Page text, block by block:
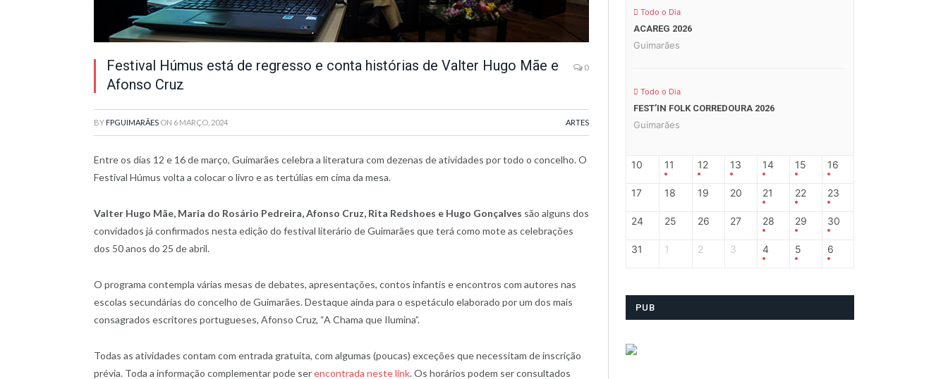
Festival Húmus está de regresso e conta histórias de Valter Hugo Mãe e
Afonso Cruz
0
BY FPGUIMARÃES ON 6 MARÇO, 2024 ARTES
Entre os dias 12 e 16 de março, Guimarães celebra a literatura com dezenas de atividades por todo o concelho. O
Festival Húmus volta a colocar o livro e as tertúlias em cima da mesa.
Valter Hugo Mãe, Maria do Rosário Pedreira, Afonso Cruz, Rita Redshoes e Hugo Gonçalves são alguns dos
convidados já confirmados nesta edição do festival literário de Guimarães que terá como mote as celebrações
dos 50 anos do 25 de abril.
O programa contempla várias mesas de debates, apresentações, contos infantis e encontros com autores nas
escolas secundárias do concelho de Guimarães. Destaque ainda para o espetáculo elaborado por um dos mais
consagrados escritores portugueses, Afonso Cruz, “A Chama que Ilumina”.
Todas as atividades contam com entrada gratuita, com algumas (poucas) exceções que necessitam de inscrição
prévia. Toda a informação complementar pode serencontrada neste link. Os horários podem ser consultados
Todo o Dia
ACAREG 2026
Guimarães
Todo o Dia
FEST’IN FOLK CORREDOURA 2026
Guimarães
10 11 12 13 14 15 16
17 18 19 20 21 22 23
24 25 26 27 28 29 30
31 1 2 3 4 5 6
PUB